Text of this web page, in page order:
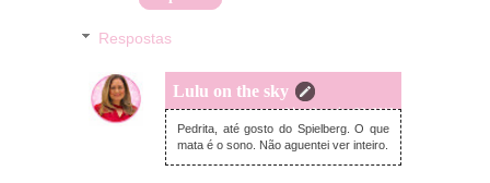
Respostas
Lulu on the sky
terça-feira, fevereiro 26, 2013
Pedrita, até gosto do Spielberg. O que
mata é o sono. Não aguentei ver inteiro.